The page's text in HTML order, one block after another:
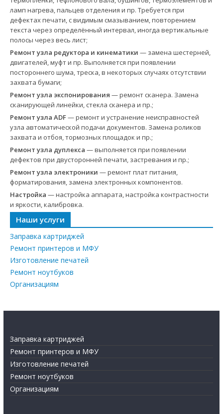
ламп нагрева, пальцев отделения и пр. Требуется при
дефектах печати, с видимым смазыванием, повторением
текста через определённый интервал, иногда вертикальные
полосы через весь лист;
Ремонт узла редуктора и кинематики — замена шестерней,
двигателей, муфт и пр. Выполняется при появлении
постороннего шума, треска, в некоторых случаях отсутствии
захвата бумаги;
Ремонт узла экспонирования — ремонт сканера. Замена
сканирующей линейки, стекла сканера и пр.;
Ремонт узла ADF— ремонт и устранение неисправностей
узла автоматической подачи документов. Замена роликов
захвата и отбоя, тормозных площадок и пр.;
Ремонт узла дуплекса — выполняется при появлении
дефектов при двусторонней печати, застревания и пр.;
Ремонт узла электроники — ремонт плат питания,
форматирования, замена электронных компонентов.
Настройка — настройка аппарата, настройка контрастности
и яркости, калибровка.
Наши услуги
Заправка картриджей
Ремонт принтеров и МФУ
Изготовление печатей
Ремонт ноутбуков
Организациям
Заправка картриджей
Ремонт принтеров и МФУ
Изготовление печатей
Ремонт ноутбуков
Организациям